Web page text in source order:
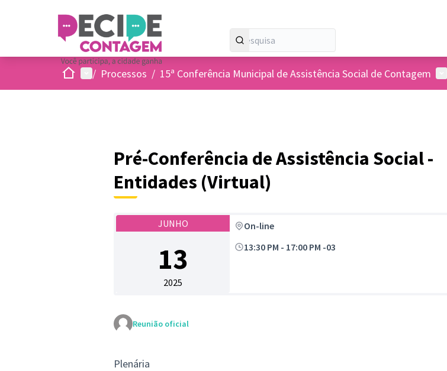
InicioMenu principal
/ Processos / 15ª Conferência Municipal de Assistência Social de Contagem
Pré-Conferência de Assistência Social -
Entidades (Virtual)
JUNHO
13
2025
On-line
13:30 PM - 17:00 PM -03
Reunião oficial
Plenária